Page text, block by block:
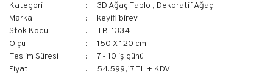
Kategori 3D Ağaç Tablo , Dekoratif Ağaç
Marka
keyiflibirev
Stok Kodu
TB-1334
Ölçü
150 X 120 cm
Teslim Süresi
7 - 10 iş günü
Fiyat
54.599,17 TL + KDV